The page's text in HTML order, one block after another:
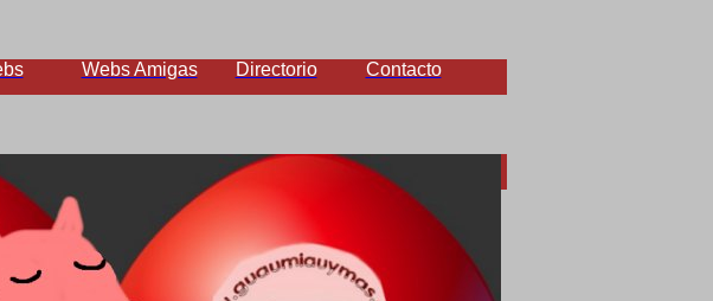
Webs Amigas Directorio Contacto